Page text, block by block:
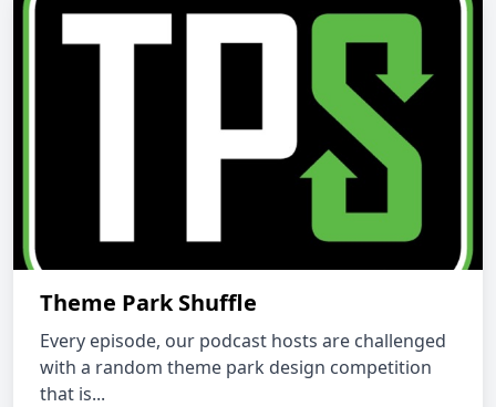
Theme Park Shuffle
Every episode, our podcast hosts are challenged
with a random theme park design competition
that is...